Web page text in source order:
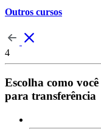
Outros cursos
4
Escolha como
para transferência